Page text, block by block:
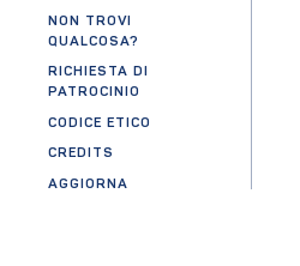
NON TROVI
QUALCOSA?
RICHIESTA DI
PATROCINIO
CODICE ETICO
CREDITS
AGGIORNA